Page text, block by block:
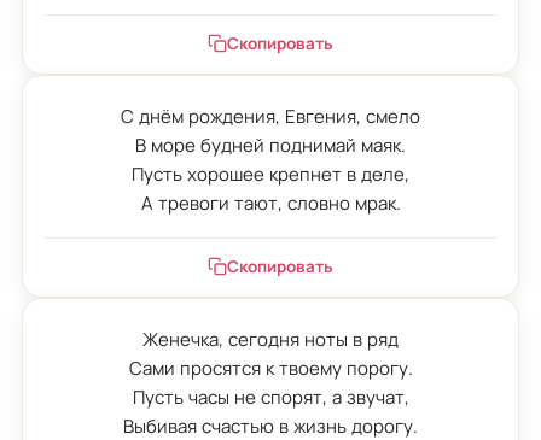
Скопировать
С днём рождения, Евгения, смело
В море будней поднимай маяк.
Пусть хорошее крепнет в деле,
А тревоги тают, словно мрак.
Скопировать
Женечка, сегодня ноты в ряд
Сами просятся к твоему порогу.
Пусть часы не спорят, а звучат,
Выбивая счастью в жизнь дорогу.